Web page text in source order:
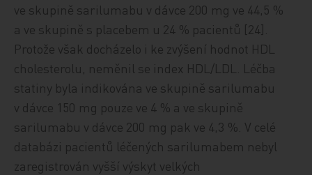
ve skupině sarilumabu v dávce 200 mg ve 44,5 %
a ve skupině s placebem u 24 % pacientů [24].
Protože však docházelo i ke zvýšení hodnot HDL
cholesterolu, neměnil se index HDL/LDL. Léčba
statiny byla indikována ve skupině sarilumabu
v dávce 150 mg pouze ve 4 % a ve skupině
sarilumabu v dávce 200 mg pak ve 4,3 %. V celé
databázi pacientů léčených sarilumabem nebyl
zaregistrován vyšší výskyt velkých